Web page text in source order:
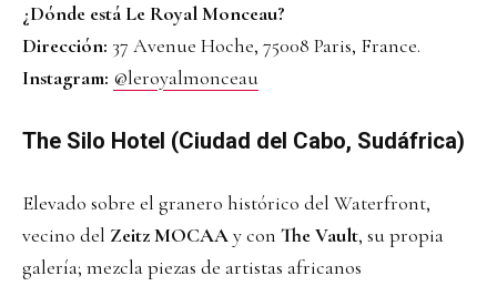
¿Dónde está Le Royal Monceau?
Dirección: 37 Avenue Hoche, 75008 Paris, France.
Instagram: @leroyalmonceau
The Silo Hotel (Ciudad del Cabo, Sudáfrica)
Elevado sobre el granero histórico del Waterfront,
vecino del Zeitz MOCAAy con The Vault, su propia
galería; mezcla piezas de artistas africanos